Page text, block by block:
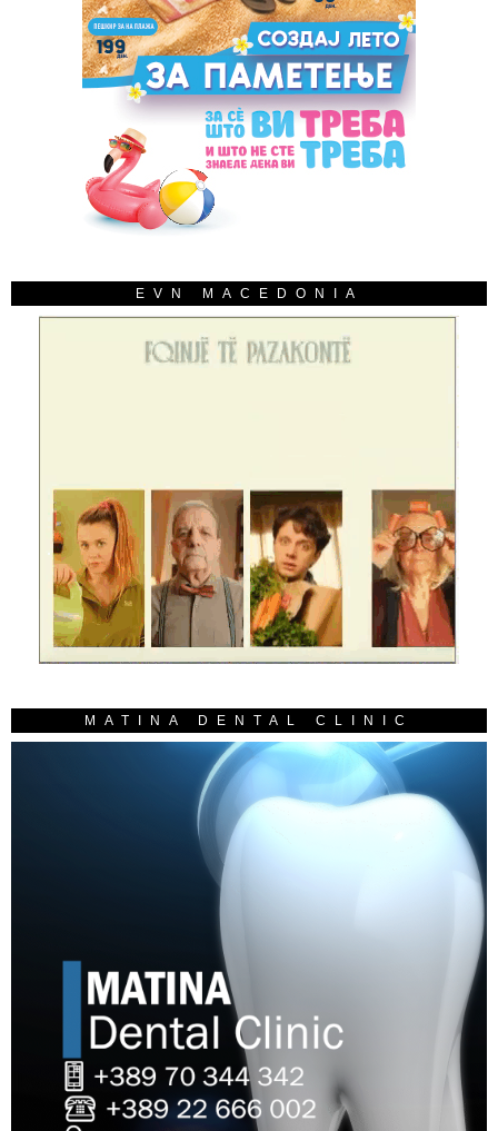
EVN MACEDONIA
MATINA DENTAL CLINIC